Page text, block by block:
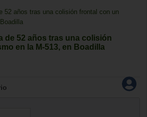
de 52 años tras una colisión
en la M-513, en Boadilla